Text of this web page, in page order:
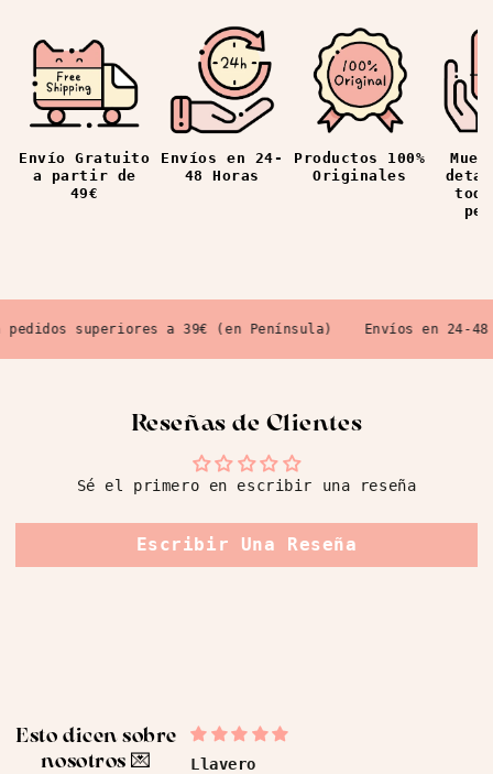
Envío Gratuito
a partir de
49€
Envíos en 24-
48 Horas
Productos 100%
Originales
pedidos superiores a 39€ (en Península) Envíos en 24-48
Reseñas de Clientes
Sé el primero en escribir una reseña
Escribir Una Reseña
Esto dicen sobre
nosotros ​💌
Llavero